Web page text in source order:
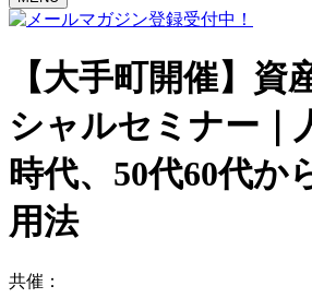
【大手町開催】 資
シャルセミナー｜
時代、50代60代か
用法
共催：